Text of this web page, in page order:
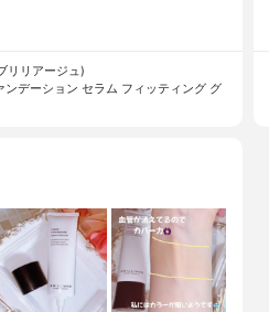
リリアージュ)
ンデーション セラム フィッティング グ